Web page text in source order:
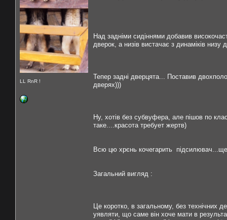
LL RnR !
Над задніми сидіннями добавив
дверок, а низів вистачає з динаміків
Тепер задні дверцята... Поставив
дверях)))
Ну, хотів без субвуфера, але пішов по
таке....красота требует жертв)
Всю цю хрєнь кочегарить підсилювач...ще
Загальний вигляд :
Це коротко, в загальному, без технічних
уявляти, що саме він хоче мати в